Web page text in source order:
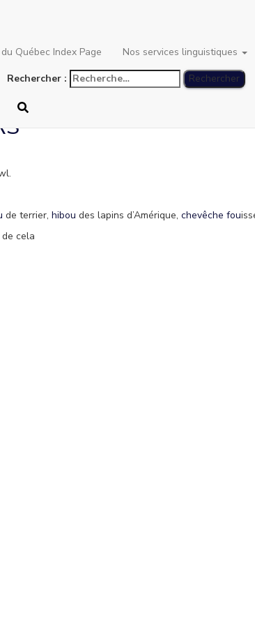
Québec Index Page Nos services linguistiques
Rechercher :
cunicularia
de terrier, hibou des lapins d’Amérique, chevêche fou
de cela